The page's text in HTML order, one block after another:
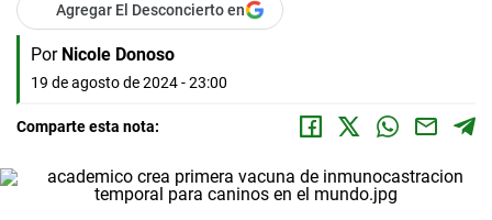
Agregar El Desconcierto en
Por Nicole Donoso
19 de agosto de 2024 - 23:00
Comparte esta nota: